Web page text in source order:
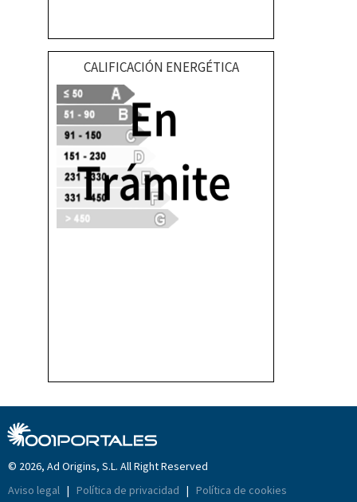
CALIFICACIÓN ENERGÉTICA
© 2026, Ad Origins, S.L. All Right Reserved
Aviso legal | Política de privacidad | Política de cookies